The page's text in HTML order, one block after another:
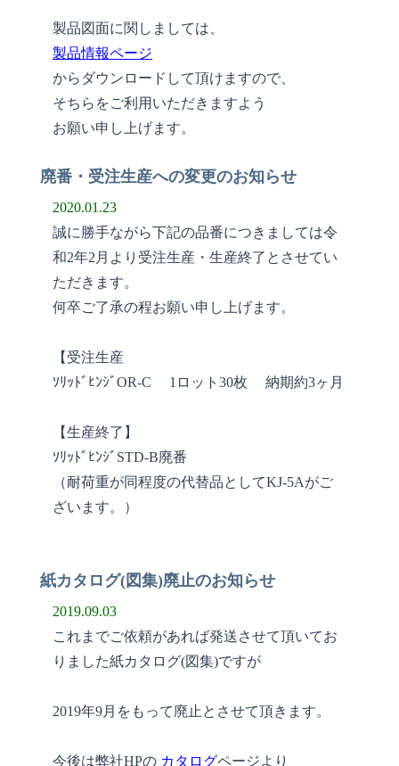
製品図面に関しましては、
製品情報ページ
からダウンロードして頂けますので、
そちらをご利用いただきますよう
お願い申し上げます。
廃番・受注生産への変更のお知らせ
2020.01.23
誠に勝手ながら下記の品番につきましては令
和2年2月より受注生産・生産終了とさせてい
ただきます。
何卒ご了承の程お願い申し上げます。
【受注生産
ｿﾘｯﾄﾞﾋﾝｼﾞOR-C 1ロット30枚 納期約3ヶ月
【生産終了】
ｿﾘｯﾄﾞﾋﾝｼﾞSTD-B廃番
（耐荷重が同程度の代替品としてKJ-5Aがご
ざいます。）
紙カタログ(図集)廃止のお知らせ
2019.09.03
これまでご依頼があれば発送させて頂いてお
りました紙カタログ(図集)ですが
2019年9月をもって廃止とさせて頂きます。
今後は弊社HPの カタログページより